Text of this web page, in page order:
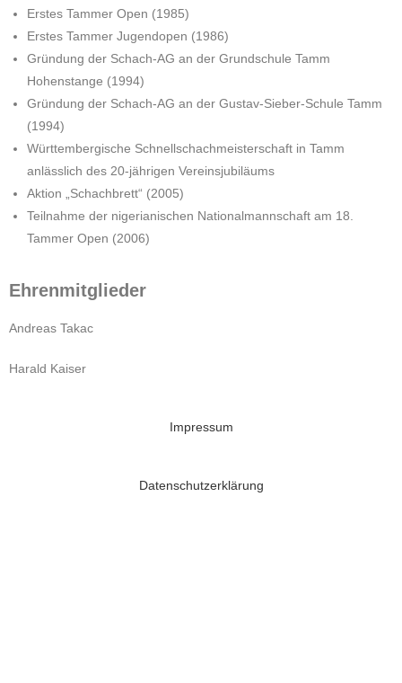
Erstes Tammer Open (1985)
Erstes Tammer Jugendopen (1986)
Gründung der Schach-AG an der Grundschule Tamm
Hohenstange (1994)
Gründung der Schach-AG an der Gustav-Sieber-Schule Tamm
(1994)
Württembergische Schnellschachmeisterschaft in Tamm
anlässlich des 20-jährigen Vereinsjubiläums
Aktion „Schachbrett“ (2005)
Teilnahme der nigerianischen Nationalmannschaft am 18.
Tammer Open (2006)
Ehrenmitglieder
Andreas Takac
Harald Kaiser
Impressum
Datenschutzerklärung